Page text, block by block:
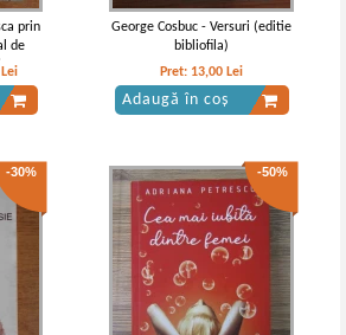
-15%
(5
Constantin Chirita - Ciresarii,
volumul 2. Castelul fetei in alb
prin
de
Lei
George Cosbuc - Versuri (editie
bibliofila)
Pret: 13,00 Lei
Adaugă în coș
-30% -50%